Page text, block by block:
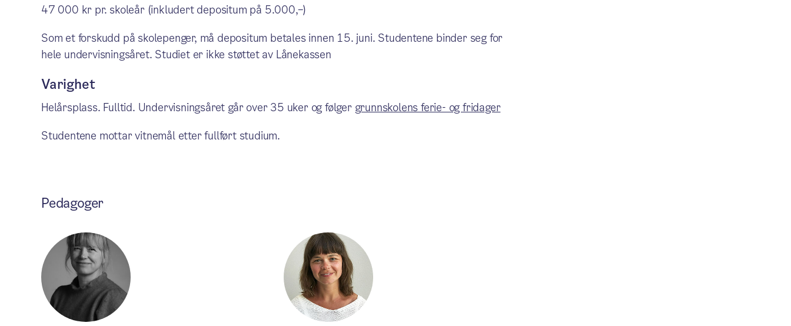
47 000 kr pr. skoleår (inkludert depositum på 5.000,–)
Som et forskudd på skolepenger, må depositum betales innen 15. juni. Studentene binder seg for
hele undervisningsåret. Studiet er ikke støttet av Lånekassen
Varighet
Helårsplass. Fulltid. Undervisningsåret går over 35 uker og følger grunnskolens ferie- og fridager
Studentene mottar vitnemål etter fullført studium.
Pedagoger